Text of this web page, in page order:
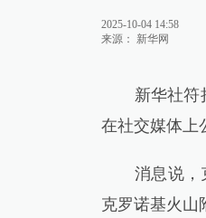
2025-10-04 14:58
来源： 新华网
新华社符拉
在社交媒体上
消息说，克
克罗诺基火山